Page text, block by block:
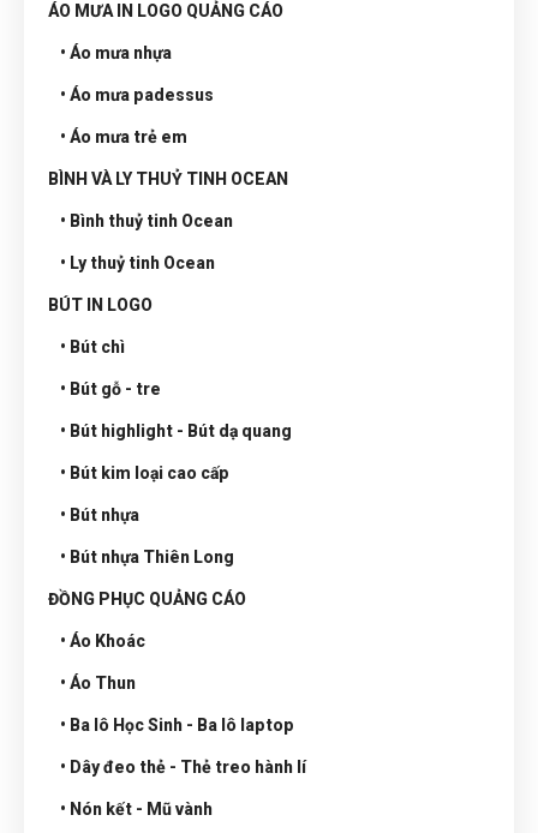
ÁO MƯA IN LOGO QUẢNG CÁO
• Áo mưa nhựa
• Áo mưa padessus
• Áo mưa trẻ em
BÌNH VÀ LY THUỶ TINH OCEAN
• Bình thuỷ tinh Ocean
• Ly thuỷ tinh Ocean
BÚT IN LOGO
• Bút chì
• Bút gỗ - tre
• Bút highlight - Bút dạ quang
• Bút kim loại cao cấp
• Bút nhựa
• Bút nhựa Thiên Long
ĐỒNG PHỤC QUẢNG CÁO
• Áo Khoác
• Áo Thun
• Ba lô Học Sinh - Ba lô laptop
• Dây đeo thẻ - Thẻ treo hành lí
• Nón kết - Mũ vành